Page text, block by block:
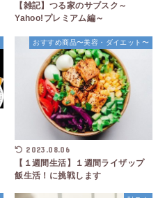
【雑記】つる家のサブスク～
Yahoo!プレミアム編～
おすすめ商品〜美容・ダイエット〜
2023.08.06
【１週間生活】１週間ライザップ
飯生活！に挑戦します